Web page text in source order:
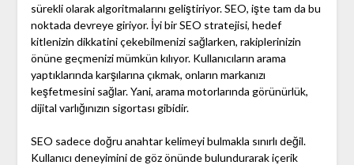
sürekli olarak algoritmalarını geliştiriyor. SEO, işte tam da bu
noktada devreye giriyor. İyi bir SEO stratejisi, hedef
kitlenizin dikkatini çekebilmenizi sağlarken, rakiplerinizin
önüne geçmenizi mümkün kılıyor. Kullanıcıların arama
yaptıklarında karşılarına çıkmak, onların markanızı
keşfetmesini sağlar. Yani, arama motorlarında görünürlük,
dijital varlığınızın sigortası gibidir.
SEO sadece doğru anahtar kelimeyi bulmakla sınırlı değil.
Kullanıcı deneyimini de göz önünde bulundurarak içerik